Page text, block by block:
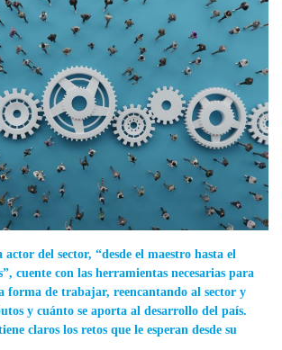
actor del sector, “desde el maestro hasta el
cuente con las herramientas necesarias para
forma de trabajar, reencantando al sector y
y cuánto se aporta al desarrollo del país.
claros los retos que le esperan desde su